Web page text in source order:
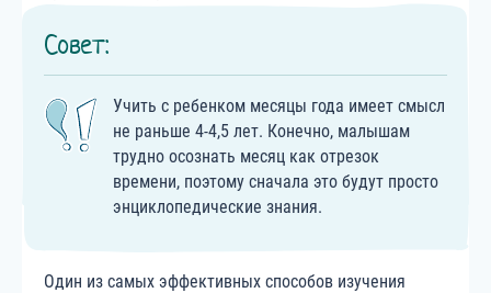
Совет:
Учить с ребенком месяцы года имеет смысл
не раньше 4-4,5 лет. Конечно, малышам
трудно осознать месяц как отрезок
времени, поэтому сначала это будут просто
энциклопедические знания.
Один из самых эффективных способов изучения